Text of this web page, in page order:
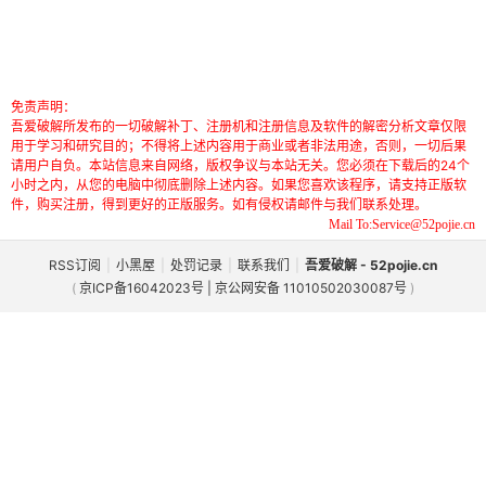
免责声明：
吾爱破解所发布的一切破解补丁、注册机和注册信息及软件的解密分析文章仅限
用于学习和研究目的；不得将上述内容用于商业或者非法用途，否则，一切后果
请用户自负。本站信息来自网络，版权争议与本站无关。您必须在下载后的24个
小时之内，从您的电脑中彻底删除上述内容。如果您喜欢该程序，请支持正版软
件，购买注册，得到更好的正版服务。如有侵权请邮件与我们联系处理。
Mail To:Service@52pojie.cn
RSS订阅 小黑屋 处罚记录 联系我们
吾爱破解 - 52pojie.cn
( 京ICP备16042023号 | 京公网安备 11010502030087号 )